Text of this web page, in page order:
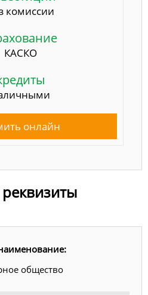
комиссии
КАСКО
онлайн
общество